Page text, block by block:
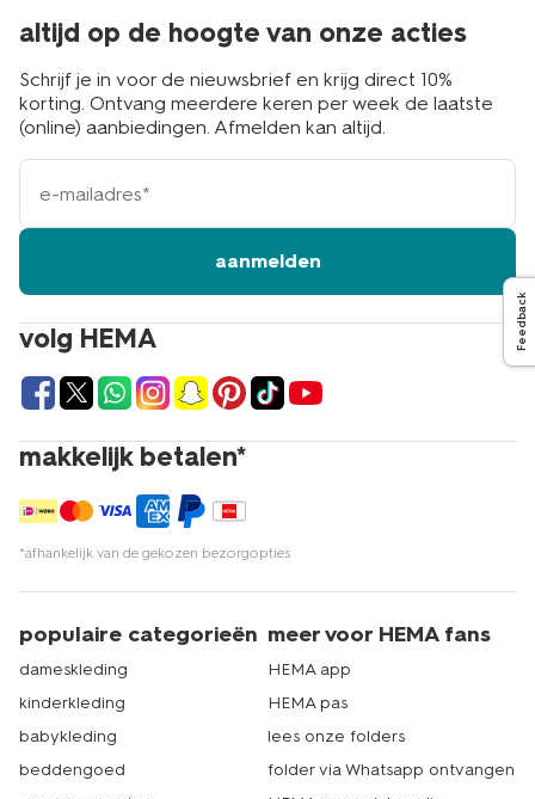
volg HEMA
makkelijk betalen*
*afhankelijk van de gekozen bezorgopties
altijd op de hoogte van onze acties
Schrijf je in voor de nieuwsbrief en krijg direct 10%
korting. Ontvang meerdere keren per week de laatste
(online) aanbiedingen. Afmelden kan altijd.
e-
mailadres
aanmelden
populaire categorieën
dameskleding
kinderkleding
babykleding
beddengoed
meer voor HEMA fans
HEMA app
HEMA pas
lees onze folders
folder via Whatsapp ontvangen
Feedback